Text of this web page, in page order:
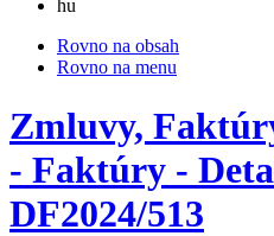
hu
Rovno na obsah
Rovno na menu
Zmluvy,
- Faktúry -
DF2024/513